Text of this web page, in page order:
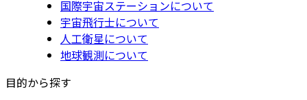
国際宇宙ステーションについて
宇宙飛行士について
人工衛星について
地球観測について
目的から探す